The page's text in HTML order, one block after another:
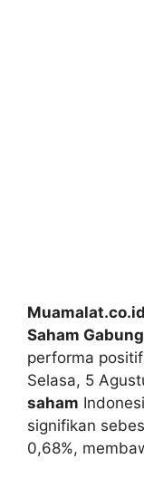
Muamalat.co.id
Saham
performa
Selasa, 5
saham
signifikan
0,68%,